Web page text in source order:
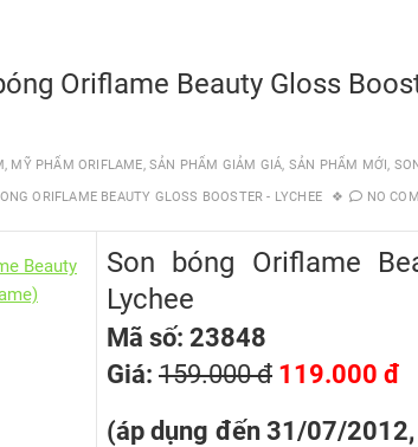
Oriflame Beauty Gloss
, MỸ PHẨM ORIFLAME,SẢN PHẨM GIẢM GIÁ, SẢN PHẨM MỚI,
ORIFLAME BEAUTY GLOSS BOOSTER - LYCHEE NO
Son bóng Oriflame
Lychee
Mã số: 23848
Giá: 159.000 đ 119.000 đ
(áp dụng đến 31/07/